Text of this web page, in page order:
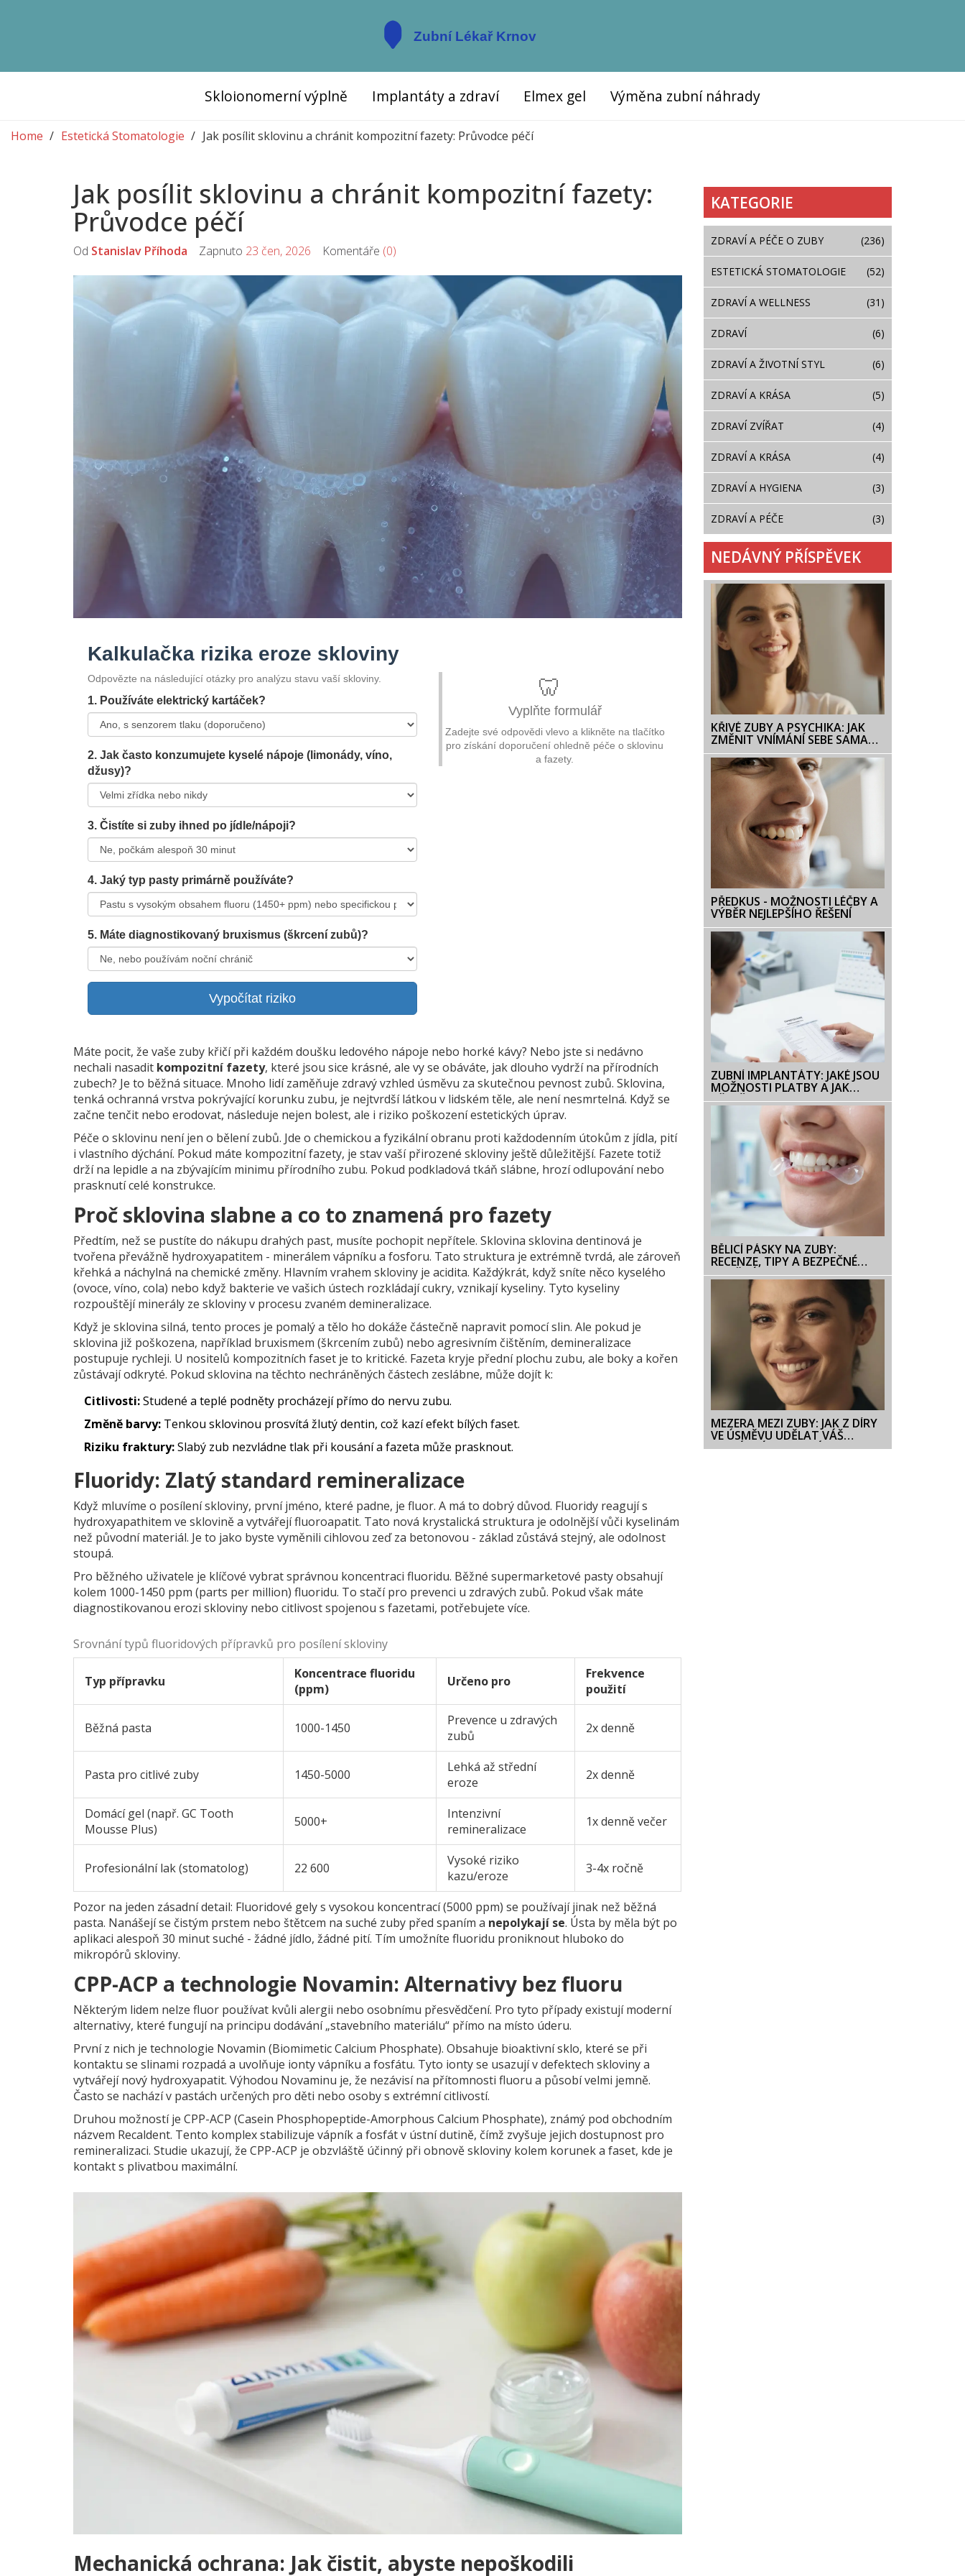
Skloionomerní výplně Implantáty a zdraví Elmex gel Výměna zubní náhrady
Home Estetická Stomatologie Jak posílit sklovinu a chránit kompozitní fazety: Průvodce péčí
Jak posílit sklovinu a chránit kompozitní fazety:
Průvodce péčí
Od Stanislav Příhoda Zapnuto 23 čen, 2026 Komentáře (0)
Kalkulačka rizika eroze skloviny
Odpovězte na následující otázky pro analýzu stavu vaší skloviny.
1. Používáte elektrický kartáček?
2. Jak často konzumujete kyselé nápoje (limonády, víno,
džusy)?
3. Čistíte si zuby ihned po jídle/nápoji?
4. Jaký typ pasty primárně používáte?
5. Máte diagnostikovaný bruxismus (škrcení zubů)?
Vypočítat riziko
🦷
Vyplňte formulář
Zadejte své odpovědi vlevo a klikněte na tlačítko
pro získání doporučení ohledně péče o sklovinu
a fazety.
Máte pocit, že vaše zuby křičí při každém doušku ledového nápoje nebo horké kávy? Nebo jste si nedávno
nechali nasadit kompozitní fazety, které jsou sice krásné, ale vy se obáváte, jak dlouho vydrží na přírodních
zubech? Je to běžná situace. Mnoho lidí zaměňuje zdravý vzhled úsměvu za skutečnou pevnost zubů. Sklovina,
tenká ochranná vrstva pokrývající korunku zubu, je nejtvrdší látkou v lidském těle, ale není nesmrtelná. Když se
začne tenčit nebo erodovat, následuje nejen bolest, ale i riziko poškození estetických úprav.
Péče o sklovinu není jen o bělení zubů. Jde o chemickou a fyzikální obranu proti každodenním útokům z jídla, pití
i vlastního dýchání. Pokud máte kompozitní fazety, je stav vaší přirozené skloviny ještě důležitější. Fazete totiž
drží na lepidle a na zbývajícím minimu přírodního zubu. Pokud podkladová tkáň slábne, hrozí odlupování nebo
prasknutí celé konstrukce.
Proč sklovina slabne a co to znamená pro fazety
Předtím, než se pustíte do nákupu drahých past, musíte pochopit nepřítele. Sklovina sklovina dentinová je
tvořena převážně hydroxyapatitem - minerálem vápníku a fosforu. Tato struktura je extrémně tvrdá, ale zároveň
křehká a náchylná na chemické změny. Hlavním vrahem skloviny je acidita. Každýkrát, když sníte něco kyselého
(ovoce, víno, cola) nebo když bakterie ve vašich ústech rozkládají cukry, vznikají kyseliny. Tyto kyseliny
rozpouštějí minerály ze skloviny v procesu zvaném demineralizace.
Když je sklovina silná, tento proces je pomalý a tělo ho dokáže částečně napravit pomocí slin. Ale pokud je
sklovina již poškozena, například bruxismem (škrcením zubů) nebo agresivním čištěním, demineralizace
postupuje rychleji. U nositelů kompozitních faset je to kritické. Fazeta kryje přední plochu zubu, ale boky a kořen
zůstávají odkryté. Pokud sklovina na těchto nechráněných částech zeslábnе, může dojít k:
Citlivosti:Studené a teplé podněty procházejí přímo do nervu zubu.
Změně barvy: Tenkou sklovinou prosvítá žlutý dentin, což kazí efekt bílých faset.
Riziku fraktury:Slabý zub nezvládne tlak při kousání a fazeta může prasknout.
Fluoridy: Zlatý standard remineralizace
Když mluvíme o posílení skloviny, první jméno, které padne, je fluor. A má to dobrý důvod. Fluoridy reagují s
hydroxyapathitem ve sklovině a vytvářejí fluoroapatit. Tato nová krystalická struktura je odolnější vůči kyselinám
než původní materiál. Je to jako byste vyměnili cihlovou zeď za betonovou - základ zůstává stejný, ale odolnost
stoupá.
Pro běžného uživatele je klíčové vybrat správnou koncentraci fluoridu. Běžné supermarketové pasty obsahují
kolem 1000-1450 ppm (parts per million) fluoridu. To stačí pro prevenci u zdravých zubů. Pokud však máte
diagnostikovanou erozi skloviny nebo citlivost spojenou s fazetami, potřebujete více.
Srovnání typů fluoridových přípravků pro posílení skloviny
Typ přípravku
Koncentrace fluoridu
(ppm)
Určeno pro
Frekvence
použití
Běžná pasta 1000-1450
Prevence u zdravých
zubů
2x denně
Pasta pro citlivé zuby 1450-5000
Lehká až střední
eroze
2x denně
Domácí gel (např. GC Tooth
Mousse Plus)
5000+
Intenzivní
remineralizace
1x denně večer
Profesionální lak (stomatolog) 22 600
Vysoké riziko
kazu/eroze
3-4x ročně
Pozor na jeden zásadní detail: Fluoridové gely s vysokou koncentrací (5000 ppm) se používají jinak než běžná
pasta. Nanášejí se čistým prstem nebo štětcem na suché zuby před spaním a nepolykají se. Ústa by měla být po
aplikaci alespoň 30 minut suché - žádné jídlo, žádné pití. Tím umožníte fluoridu proniknout hluboko do
mikropórů skloviny.
CPP-ACP a technologie Novamin: Alternativy bez fluoru
Některým lidem nelze fluor používat kvůli alergii nebo osobnímu přesvědčení. Pro tyto případy existují moderní
alternativy, které fungují na principu dodávání „stavebního materiálu“ přímo na místo úderu.
První z nich je technologie Novamin (Biomimetic Calcium Phosphate). Obsahuje bioaktivní sklo, které se při
kontaktu se slinami rozpadá a uvolňuje ionty vápníku a fosfátu. Tyto ionty se usazují v defektech skloviny a
vytvářejí nový hydroxyapatit. Výhodou Novaminu je, že nezávisí na přítomnosti fluoru a působí velmi jemně.
Často se nachází v pastách určených pro děti nebo osoby s extrémní citlivostí.
Druhou možností je CPP-ACP (Casein Phosphopeptide-Amorphous Calcium Phosphate), známý pod obchodním
názvem Recaldent. Tento komplex stabilizuje vápník a fosfát v ústní dutině, čímž zvyšuje jejich dostupnost pro
remineralizaci. Studie ukazují, že CPP-ACP je obzvláště účinný při obnově skloviny kolem korunek a faset, kde je
kontakt s plivatbou maximální.
Mechanická ochrana: Jak čistit, abyste nepoškodili
KATEGORIE
ZDRAVÍ A PÉČE O ZUBY (236)
ESTETICKÁ STOMATOLOGIE (52)
ZDRAVÍ A WELLNESS (31)
ZDRAVÍ (6)
ZDRAVÍ A ŽIVOTNÍ STYL (6)
ZDRAVÍ A KRÁSA (5)
ZDRAVÍ ZVÍŘAT (4)
ZDRAVÍ A KRÁSA (4)
ZDRAVÍ A HYGIENA (3)
ZDRAVÍ A PÉČE (3)
NEDÁVNÝ PŘÍSPĚVEK
KŘIVÉ ZUBY A PSYCHIKA: JAK
ZMĚNIT VNÍMÁNÍ SEBE SAMA
BEZ BRUSEK
PŘEDKUS - MOŽNOSTI LÉČBY A
VÝBĚR NEJLEPŠÍHO ŘEŠENÍ
ZUBNÍ IMPLANTÁTY: JAKÉ JSOU
MOŽNOSTI PLATBY A JAK
UŠETŘIT?
BĚLICÍ PÁSKY NA ZUBY:
RECENZE, TIPY A BEZPEČNÉ
POUŽITÍ V ROCE 2026
MEZERA MEZI ZUBY: JAK Z DÍRY
VE ÚSMĚVU UDĚLAT VÁŠ
UNIKÁTNÍ ZNAK KRÁSY